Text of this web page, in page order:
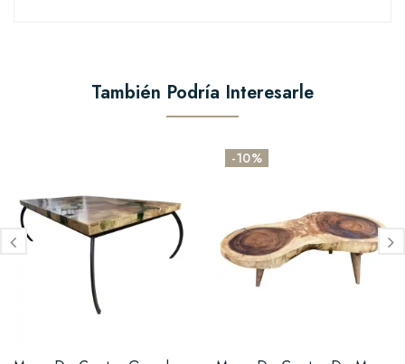
También Podría Interesarle
-10%